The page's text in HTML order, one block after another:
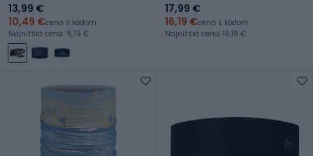
13,99 €
10,49 €cena s kódom
Najnižšia cena: 9,79 €
17,99 €
16,19 €cena s kódom
Najnižšia cena: 16,19 €